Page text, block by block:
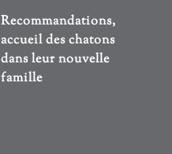
Recommandations,
accueil des chatons
dans leur nouvelle
famille